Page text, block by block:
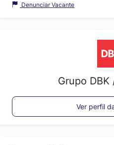
Denunciar Vacante
Grupo
Ver perfil